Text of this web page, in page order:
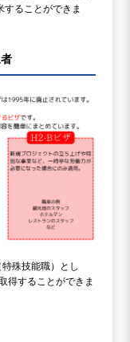
ることができま
殊技能職）とし
得することができま